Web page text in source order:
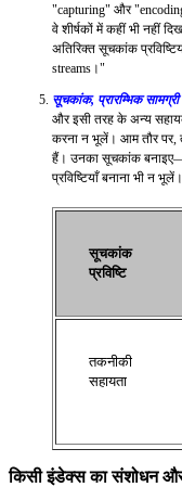
"capturing" और
वे शीर्षकों में कहीं भी नहीं
अतिरिक्त सूचकांक
streams।"
सूचकांक, प्रारम्भिक
और इसी तरह के अन्य
करना न भूलें। आम तौर पर,
हैं। उनका सूचकांक
प्रविष्टियाँ बनाना भी न भूलें।
सूचकांक
प्रविष्टि
तकनीकी
सहायता
किसी इंडेक्स का संशोधन